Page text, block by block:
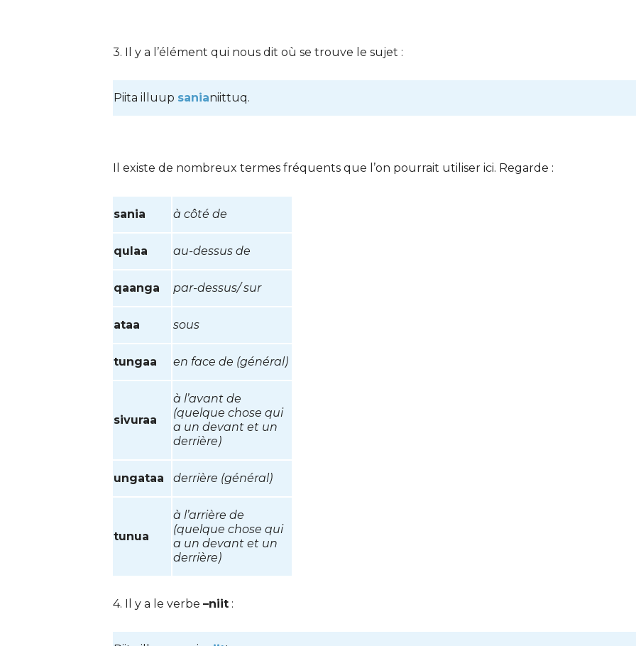
3. Il y a l’élément qui nous dit où se trouve le sujet :
Piita illuup sanianiittuq.
Il existe de nombreux termes fréquents que l’on pourrait utiliser ici. Regarde :
sania à côté de
qulaa au-dessus de
qaanga par-dessus/ sur
ataa sous
tungaa en face de (général)
sivuraa
à l’avant de
(quelque chose qui
a un devant et un
derrière)
ungataa derrière (général)
tunua
à l’arrière de
(quelque chose qui
a un devant et un
derrière)
4. Il y a le verbe –niit :